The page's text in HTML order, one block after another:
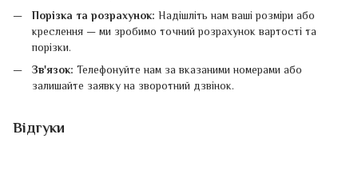
Порізка та розрахунок: Надішліть нам ваші розміри або
креслення — ми зробимо точний розрахунок вартості та
порізки.
Зв'язок: Телефонуйте нам за вказаними номерами або
залишайте заявку на зворотний дзвінок.
Відгуки